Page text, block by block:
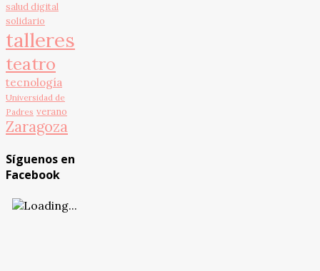
salud digital
solidario
talleres
teatro
tecnología
Universidad de
Padres verano
Zaragoza
Síguenos en
Facebook